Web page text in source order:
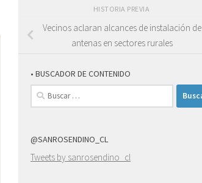
HISTORIA PREVIA
Vecinos aclaran alcances de instalación de
antenas en sectores rurales
• BUSCADOR DE CONTENIDO
Buscar:
@SANROSENDINO_CL
Tweets by sanrosendino_cl